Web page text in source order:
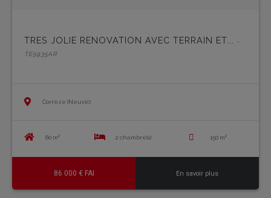
TRES JOLIE RENOVATION AVEC TERRAIN ET...
-
TE5935AR
Corrèze (Neuvic)
60 m² 2 chambre(s) 150 m²
86 000 € FAI En savoir plus